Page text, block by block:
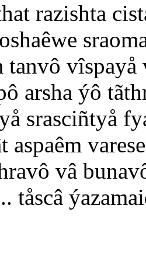
razishta
tanvô vîspayå
arsha ýô
srasciñtyå
aspaêm
vâ
tåscâ